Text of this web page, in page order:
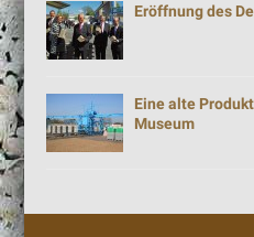
Eröffnung des
Eine alte
Museum